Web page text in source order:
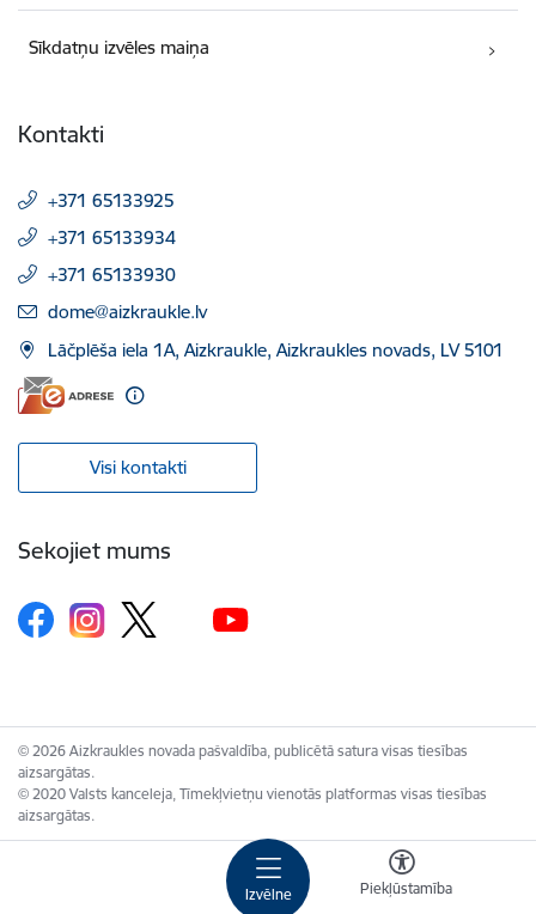
Izvēlne Piekļūstamība
Sīkdatņu izvēles maiņa
Kontakti
+371 65133925
+371 65133934
+371 65133930
E-pasts:
dome@aizkraukle.lv
Lāčplēša iela 1A, Aizkraukle, Aizkraukles novads, LV 5101
Visi kontakti
Sekojiet mums
© 2026 Aizkraukles novada pašvaldība, publicētā satura visas tiesības
aizsargātas.
© 2020 Valsts kanceleja, Tīmekļvietņu vienotās platformas visas tiesības
aizsargātas.